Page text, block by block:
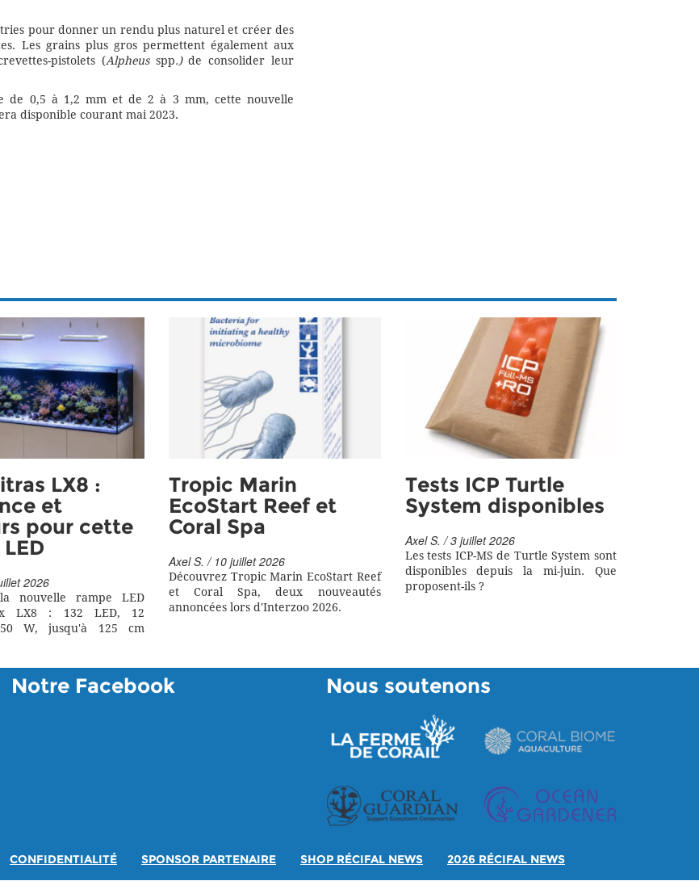
pour donner un rendu plus naturel et créer des
Les grains plus gros permettent également aux
pistolets (Alpheus spp.)de consolider leur
de 0,5 à 1,2 mm et de 2 à 3 mm, cette nouvelle
disponible courant mai 2023.
LX8 :
et
pour cette
2026
nouvelle rampe LED
LX8 : 132 LED, 12
W, jusqu'à 125 cm
Tropic Marin
EcoStart Reef et
Coral Spa
Axel S. / 10 juillet 2026
Découvrez Tropic Marin EcoStart Reef
et Coral Spa, deux nouveautés
annoncées lors d'Interzoo 2026.
Tests ICP Turtle
System disponibles
Axel S. / 3 juillet 2026
Les tests ICP-MS de Turtle System sont
disponibles depuis la mi-juin. Que
proposent-ils ?
Notre Facebook Nous soutenons
CONFIDENTIALITÉ SPONSOR PARTENAIRE SHOP RÉCIFAL NEWS 2026 RÉCIFAL NEWS